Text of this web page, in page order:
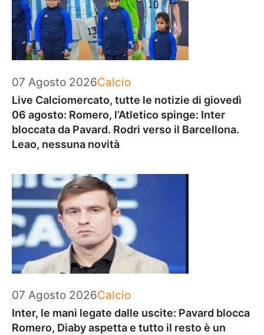
07 Agosto 2026Categorie
Calcio
Live Calciomercato, tutte le notizie di giovedì
06 agosto: Romero, l’Atletico spinge: Inter
bloccata da Pavard. Rodri verso il Barcellona.
Leao, nessuna novità
07 Agosto 2026Categorie
Calcio
Inter, le mani legate dalle uscite: Pavard blocca
Romero, Diaby aspetta e tutto il resto è un